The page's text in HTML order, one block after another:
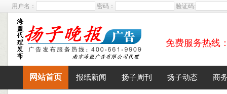
用户名： 密码： 验证码:
免费服务热线
网站首页 报纸新闻 扬子周刊 扬子动态 商